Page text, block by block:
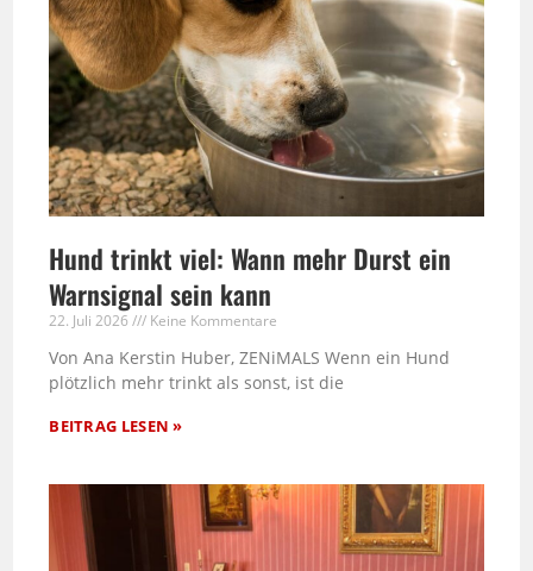
Hund trinkt viel: Wann mehr Durst ein
Warnsignal sein kann
22. Juli 2026 Keine Kommentare
Von Ana Kerstin Huber, ZENiMALS Wenn ein Hund
plötzlich mehr trinkt als sonst, ist die
BEITRAG LESEN »